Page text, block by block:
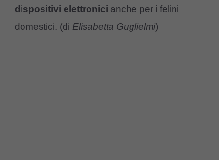
dispositivi elettronici anche per i felini
domestici. (di Elisabetta Guglielmi)